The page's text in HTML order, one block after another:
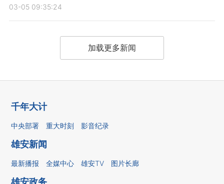
03-05 09:35:24
加载更多新闻
千年大计
中央部署 重大时刻 影音纪录
雄安新闻
最新播报 全媒中心 雄安TV 图片长廊
雄安政务